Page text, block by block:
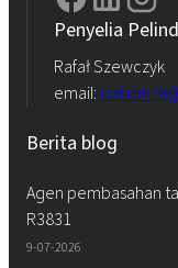
Penyelia
Rafał Szewczyk
email:
Berita blog
Agen pembasahan
R3831
9-07-2026